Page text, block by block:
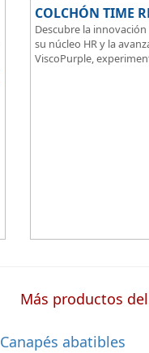
COLCHÓN TIME
Descubre la
su núcleo HR y la
ViscoPurple,
media perfecta para
Disfruta de su
Más productos
Canapés abatibles